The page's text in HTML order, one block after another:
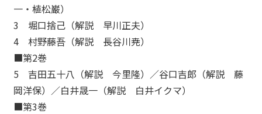
一・植松巌）
3 堀口捨己（解説 早川正夫）
4 村野藤吾（解説 長谷川尭）
■第2巻
5 吉田五十八（解説 今里隆）／谷口吉郎（解説 藤
岡洋保）／白井晟一（解説 白井イクマ）
■第3巻